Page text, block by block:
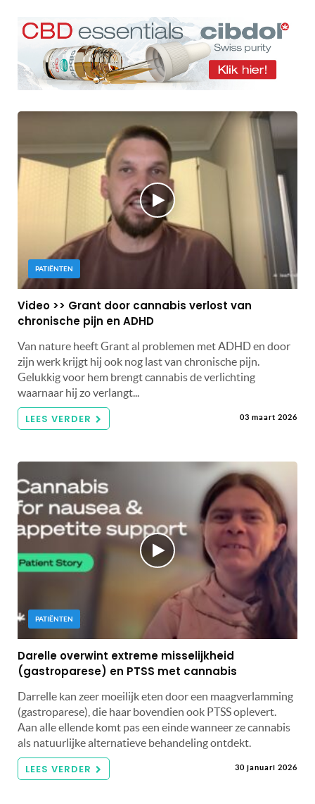
PATIËNTEN
Video >> Grant door cannabis verlost van
chronische pijn en ADHD
Van nature heeft Grant al problemen met ADHD en door
zijn werk krijgt hij ook nog last van chronische pijn.
Gelukkig voor hem brengt cannabis de verlichting
waarnaar hij zo verlangt...
LEES VERDER 03 maart 2026
PATIËNTEN
Darelle overwint extreme misselijkheid
(gastroparese) en PTSS met cannabis
Darrelle kan zeer moeilijk eten door een maagverlamming
(gastroparese), die haar bovendien ook PTSS oplevert.
Aan alle ellende komt pas een einde wanneer ze cannabis
als natuurlijke alternatieve behandeling ontdekt.
LEES VERDER 30 januari 2026